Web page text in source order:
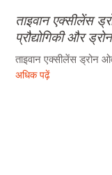
ताइवान एक्सीलेंस
प्रौद्योगिकी और
ताइवान एक्सीलेंस ड्रोन
अधिक पढ़ें